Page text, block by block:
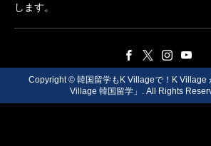
します。
Copyright © 韓国留学もK Villageで！K Village
Village 韓国留学」. All Rights